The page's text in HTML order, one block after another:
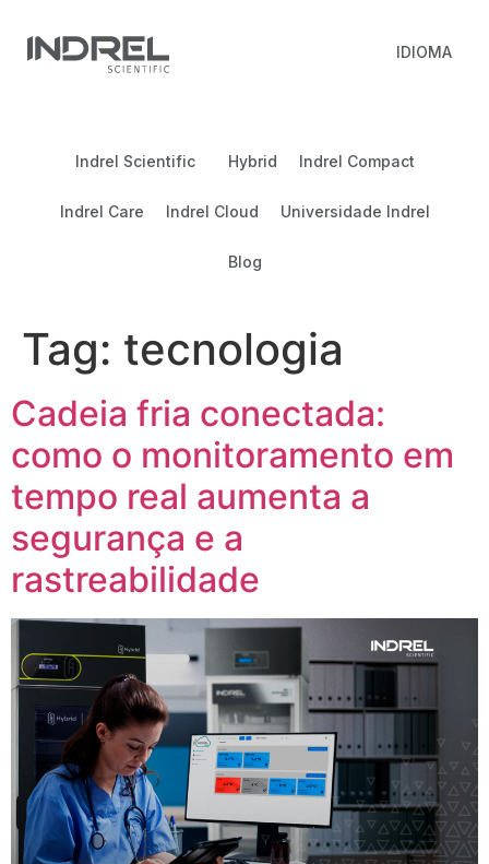
IDIOMA
Indrel Scientific Hybrid Indrel Compact
Indrel Care Indrel Cloud Universidade Indrel
Blog
Tag: tecnologia
Cadeia fria conectada:
como o monitoramento em
tempo real aumenta a
segurança e a
rastreabilidade